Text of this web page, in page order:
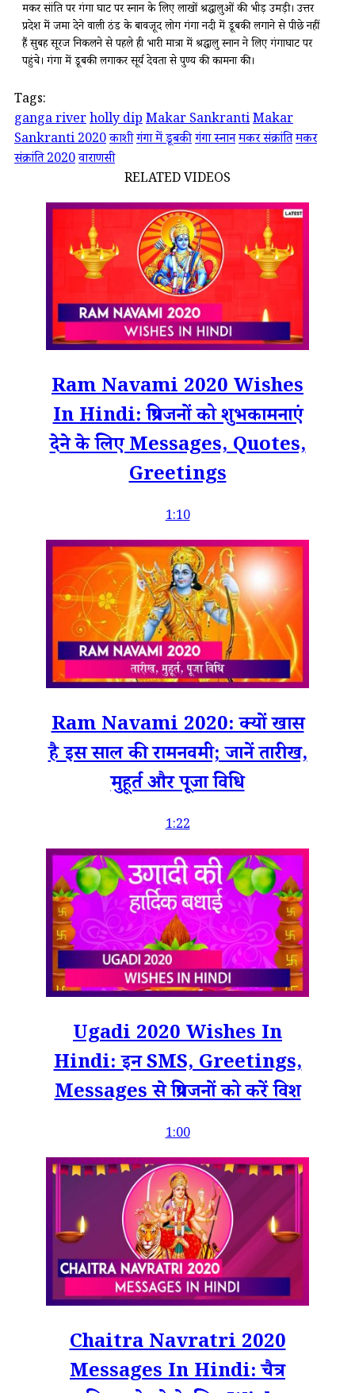
मकर संक्रांति पर गंगा घाट पर स्नान के लिए लाखों श्रद्धालुओं की भीड़ उमड़ी। उत्तर
प्रदेश में जमा देने वाली ठंड के बावजूद लोग गंगा नदी में डूबकी लगाने से पीछे नहीं
हैंसुबह सूरज निकलने से पहले ही भारी मात्रा में श्रद्धालु स्नान ने लिए गंगाघाट पर
पहुंचे। गंगा में डूबकी लगाकर सूर्य देवता से पुण्य की कामना की।
Tags:
ganga riverholly dipMakar SankrantiMakar
Sankranti 2020काशीगंगा में डूबकीगंगा स्नानमकर संक्रांतिमकर
संक्रांति 2020वाराणसी
RELATED VIDEOS
Ram Navami 2020 Wishes
In Hindi: प्रियजनों को शुभकामनाएं
देने के लिए Messages, Quotes,
Greetings
1:10
Ram Navami 2020: क्यों खास
है इस साल की रामनवमी; जानें तारीख,
मुहूर्त और पूजा विधि
1:22
Ugadi 2020 Wishes In
Hindi: इन SMS, Greetings,
Messages से प्रियजनों को करें विश
1:00
Chaitra Navratri 2020
Messages In Hindi: चैत्र